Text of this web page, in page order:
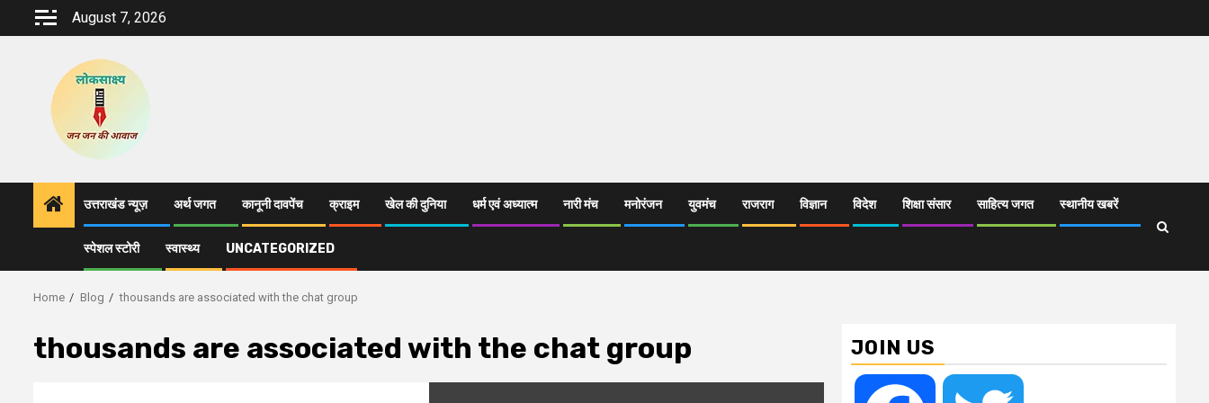
August 7, 2026
उत्तराखंड न्यूज़ अर्थ जगत कानूनी दावपेंच क्राइम खेल की दुनिया धर्म एवं अध्यात्म नारी मंच मनोरंजन युवमंच राजराग विज्ञान विदेश शिक्षा संसार साहित्य जगत स्थानीय खबरें
स्पेशल स्टोरी स्वास्थ्य UNCATEGORIZED
Home Blog thousands are associated with the chat group
thousands are associated with the chat group JOIN US